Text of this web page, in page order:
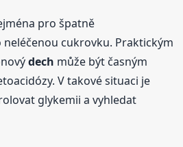
pro špatně
cukrovku. Praktickým
dech může být časným
V takové situaci je
glykemii a vyhledat